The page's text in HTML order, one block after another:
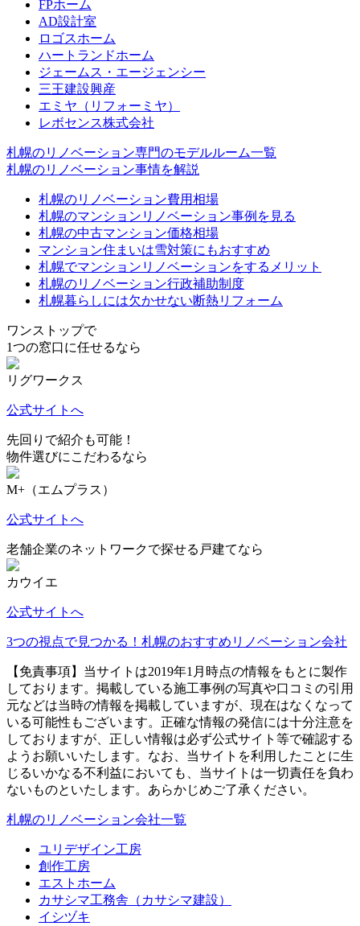
FPホーム
AD設計室
ロゴスホーム
ハートランドホーム
ジェームス・エージェンシー
三王建設興産
エミヤ（リフォーミヤ）
レボセンス株式会社
札幌のリノベーション専門のモデルルーム一覧
札幌のリノベーション事情を解説
札幌のリノベーション費用相場
札幌のマンションリノベーション事例を見る
札幌の中古マンション価格相場
マンション住まいは雪対策にもおすすめ
札幌でマンションリノベーションをするメリット
札幌のリノベーション行政補助制度
札幌暮らしには欠かせない断熱リフォーム
ワンストップで
1つの窓口に任せるなら
リグワークス
公式サイトへ
先回りで紹介も可能！
物件選びにこだわるなら
M+（エムプラス）
公式サイトへ
老舗企業のネットワークで探せる戸建てなら
カウイエ
公式サイトへ
3つの視点で見つかる！札幌のおすすめリノベーション会社
【免責事項】 当サイトは2019年1月時点の情報をもとに製作
しております。掲載している施工事例の写真や口コミの引用
元などは当時の情報を掲載していますが、現在はなくなって
いる可能性もございます。正確な情報の発信には十分注意を
しておりますが、正しい情報は必ず公式サイト等で確認する
ようお願いいたします。なお、当サイトを利用したことに生
じるいかなる不利益においても、当サイトは一切責任を負わ
ないものといたします。あらかじめご了承ください。
札幌のリノベーション会社一覧
ユリデザイン工房
創作工房
エストホーム
カサシマ工務舎（カサシマ建設）
イシヅキ